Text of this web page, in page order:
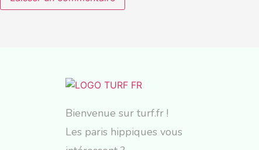
Bienvenue sur turf.fr !
Les paris hippiques vous